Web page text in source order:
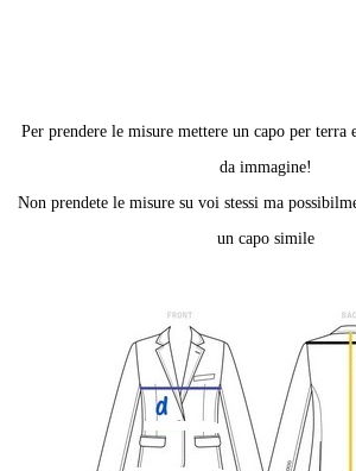
Per prendere le misure mettere un capo per
da immagine!
Non prendete le misure su voi stessi ma
un capo simile